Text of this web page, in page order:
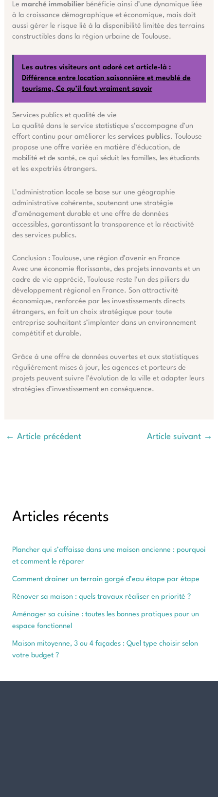
Le marché immobilierbénéficie ainsi d’une dynamique liée
à la croissance démographique et économique, mais doit
aussi gérer le risque lié à la disponibilité limitée des terrains
constructibles dans la région urbaine de Toulouse.
Les autres visiteurs ont adoré cet article-là :
Différence entre location saisonnière et meublé de
tourisme, Ce qu’il faut vraiment savoir
Services publics et qualité de vie
La qualité dans le service statistique s’accompagne d’un
effort continu pour améliorer les services publics. Toulouse
propose une offre variée en matière d’éducation, de
mobilité et de santé, ce qui séduit les familles, les étudiants
et les expatriés étrangers.
L’administration locale se base sur une géographie
administrative cohérente, soutenant une stratégie
d’aménagement durable et une offre de données
accessibles, garantissant la transparence et la réactivité
des services publics.
Conclusion : Toulouse, une région d’avenir en France
Avec une économie florissante, des projets innovants et un
cadre de vie apprécié, Toulouse reste l’un des piliers du
développement régional en France. Son attractivité
économique, renforcée par les investissements directs
étrangers, en fait un choix stratégique pour toute
entreprise souhaitant s’implanter dans un environnement
compétitif et durable.
Grâce à une offre de données ouvertes et aux statistiques
régulièrement mises à jour, les agences et porteurs de
projets peuvent suivre l’évolution de la ville et adapter leurs
stratégies d’investissement en conséquence.
← Article précédent Article suivant →
Articles récents
Plancher qui s’affaisse dans une maison ancienne : pourquoi
et comment le réparer
Comment drainer un terrain gorgé d’eau étape par étape
Rénover sa maison : quels travaux réaliser en priorité ?
Aménager sa cuisine : toutes les bonnes pratiques pour un
espace fonctionnel
Maison mitoyenne, 3 ou 4 façades : Quel type choisir selon
votre budget ?